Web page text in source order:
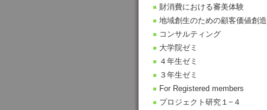
財消費における審美体験
地域創生のための顧客価値創造
コンサルティング
大学院ゼミ
４年生ゼミ
３年生ゼミ
For Registered members
プロジェクト研究１−４